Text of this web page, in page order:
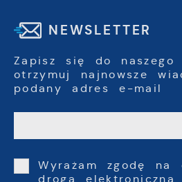
NEWSLETTER
Zapisz się do naszego
otrzymuj najnowsze
podany adres e-mail
Wyrażam zgodę na
drogą elektroniczną